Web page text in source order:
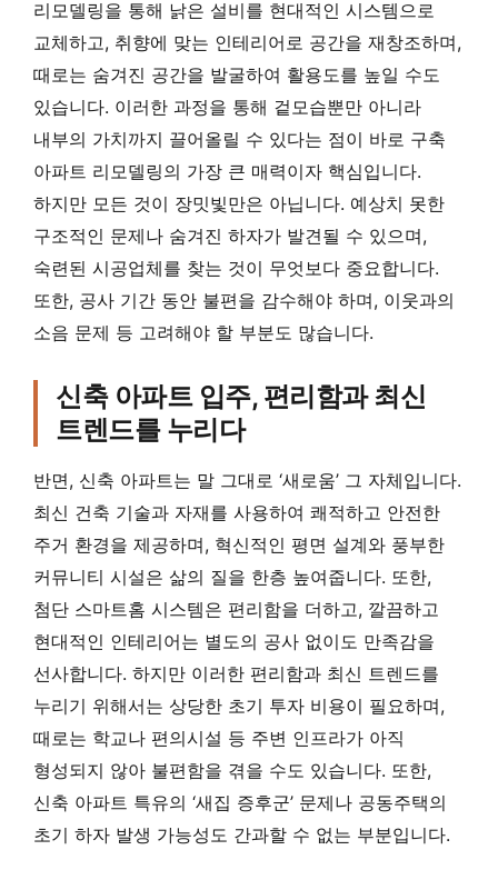
리모델링을 통해 낡은 설비를 현대적인 시스템으로
교체하고, 취향에 맞는 인테리어로 공간을 재창조하며,
때로는 숨겨진 공간을 발굴하여 활용도를 높일 수도
있습니다. 이러한 과정을 통해 겉모습뿐만 아니라
내부의 가치까지 끌어올릴 수 있다는 점이 바로 구축
아파트 리모델링의 가장 큰 매력이자 핵심입니다.
하지만 모든 것이 장밋빛만은 아닙니다. 예상치 못한
구조적인 문제나 숨겨진 하자가 발견될 수 있으며,
숙련된 시공업체를 찾는 것이 무엇보다 중요합니다.
또한, 공사 기간 동안 불편을 감수해야 하며, 이웃과의
소음 문제 등 고려해야 할 부분도 많습니다.
신축 아파트 입주, 편리함과 최신
트렌드를 누리다
반면, 신축 아파트는 말 그대로 ‘새로움’ 그 자체입니다.
최신 건축 기술과 자재를 사용하여 쾌적하고 안전한
주거 환경을 제공하며, 혁신적인 평면 설계와 풍부한
커뮤니티 시설은 삶의 질을 한층 높여줍니다. 또한,
첨단 스마트홈 시스템은 편리함을 더하고, 깔끔하고
현대적인 인테리어는 별도의 공사 없이도 만족감을
선사합니다. 하지만 이러한 편리함과 최신 트렌드를
누리기 위해서는 상당한 초기 투자 비용이 필요하며,
때로는 학교나 편의시설 등 주변 인프라가 아직
형성되지 않아 불편함을 겪을 수도 있습니다. 또한,
신축 아파트 특유의 ‘새집 증후군’ 문제나 공동주택의
초기 하자 발생 가능성도 간과할 수 없는 부분입니다.